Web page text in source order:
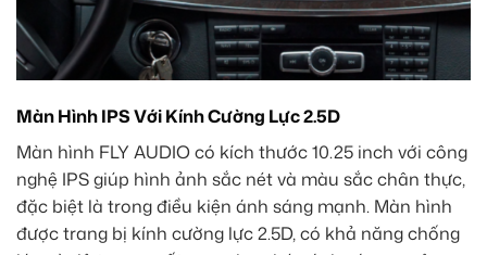
Màn Hình IPS Với Kính Cường Lực 2.5D
Màn hình FLY AUDIO có kích thước 10.25 inch với công
nghệ IPS giúp hình ảnh sắc nét và màu sắc chân thực,
đặc biệt là trong điều kiện ánh sáng mạnh. Màn hình
được trang bị kính cường lực 2.5D, có khả năng chống